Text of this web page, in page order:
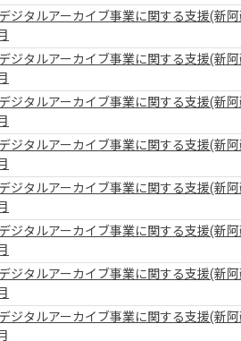
ジタルアーカイブ事業に関する支援(
ジタルアーカイブ事業に関する支援(
ジタルアーカイブ事業に関する支援(
ジタルアーカイブ事業に関する支援(
ジタルアーカイブ事業に関する支援(
ジタルアーカイブ事業に関する支援(
ジタルアーカイブ事業に関する支援(
ジタルアーカイブ事業に関する支援(